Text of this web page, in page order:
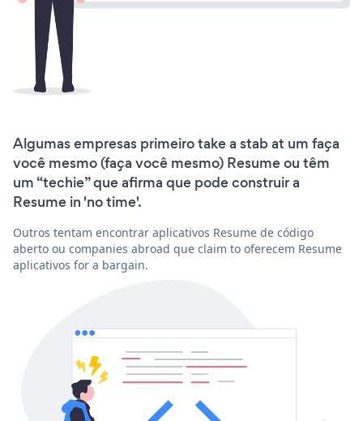
Algumas empresas primeiro take a stab at um faça
você mesmo (faça você mesmo) Resume ou têm
um “techie” que afirma que pode construir a
Resume in 'no time'.
Outros tentam encontrar aplicativos Resume de código
aberto ou companies abroad que claim to oferecem Resume
aplicativos for a bargain.